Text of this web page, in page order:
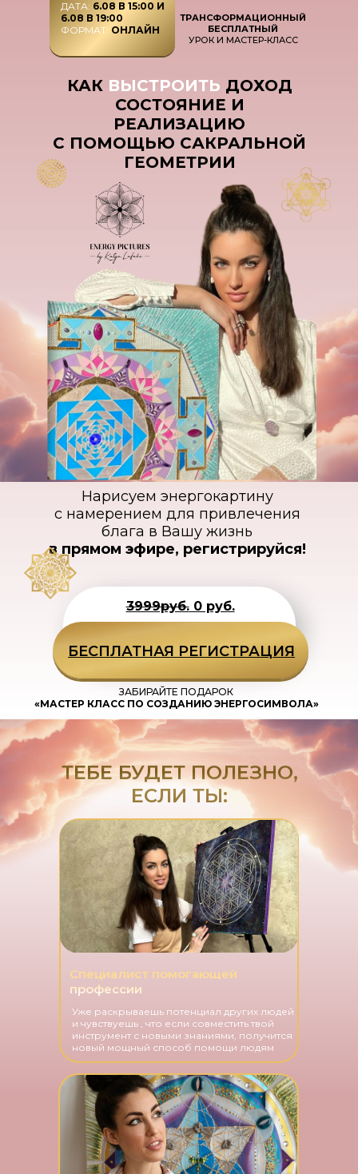
КАК ВЫСТРОИТЬ ДОХОД
СОСТОЯНИЕ И
РЕАЛИЗАЦИЮ
С ПОМОЩЬЮ САКРАЛЬНОЙ
ГЕОМЕТРИИ
Нарисуем энергокартину
с намерением для привлечения
блага в Вашу жизнь
в прямом эфире, регистрируйся!
ЗАБИРАЙТЕ ПОДАРОК
«МАСТЕР КЛАСС ПО СОЗДАНИЮ ЭНЕРГОСИМВОЛА»
ТРАНСФОРМАЦИОННЫЙ
БЕСПЛАТНЫЙ
УРОК И МАСТЕР-КЛАСС
ДАТА: 6.08 В 15:00 И
6.08 В 19:00
ФОРМАТ: ОНЛАЙН
БЕСПЛАТНАЯ РЕГИСТРАЦИЯ
3999руб.0 руб.
ТЕБЕ БУДЕТ ПОЛЕЗНО,
ЕСЛИ ТЫ:
Специалист помогающей
профессии
Уже раскрываешь потенциал других людей
и чувствуешь , что если совместить твой
инструмент с новыми знаниями, получится
новый мощный способ помощи людям